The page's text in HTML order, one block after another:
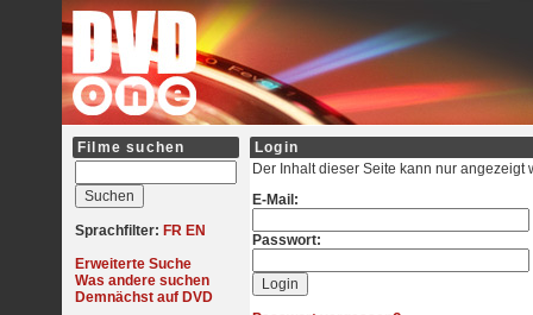
Filme suchen
Sprachfilter: FR EN
Erweiterte Suche
Was andere suchen
Demnächst auf DVD
Login
Der Inhalt dieser Seite kann nur
E-Mail:
Passwort: